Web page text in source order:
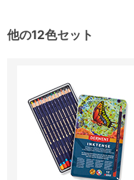
他の12色セット